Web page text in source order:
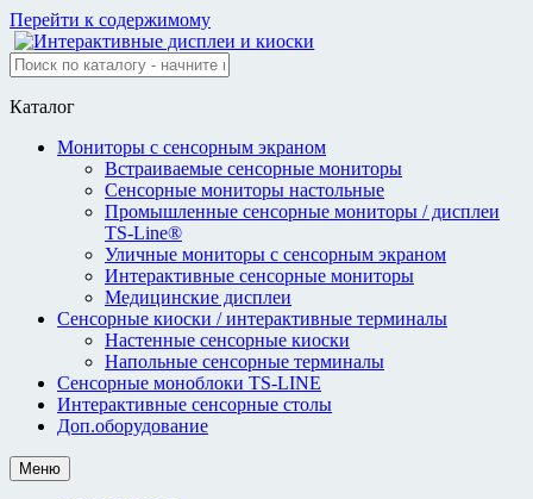
Перейти к содержимому
Каталог
Мониторы с сенсорным экраном
Встраиваемые сенсорные мониторы
Сенсорные мониторы настольные
Промышленные сенсорные мониторы / дисплеи
TS-Line®
Уличные мониторы с сенсорным экраном
Интерактивные сенсорные мониторы
Медицинские дисплеи
Сенсорные киоски / интерактивные терминалы
Настенные сенсорные киоски
Напольные сенсорные терминалы
Сенсорные моноблоки TS-LINE
Интерактивные сенсорные столы
Доп.оборудование
Меню